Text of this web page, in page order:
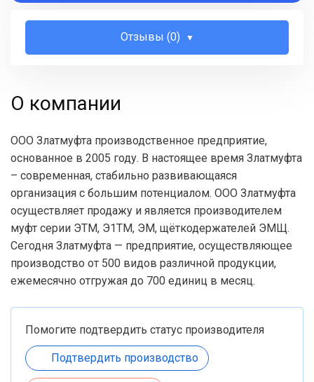
Отзывы (0)
О компании
ООО Златмуфта производственное предприятие,
основанное в 2005 году. В настоящее время Златмуфта
– современная, стабильно развивающаяся
организация с большим потенциалом. ООО Златмуфта
осуществляет продажу и является производителем
муфт серии ЭТМ, Э1ТМ, ЭМ, щёткодержателей ЭМЩ.
Сегодня Златмуфта — предприятие, осуществляющее
производство от 500 видов различной продукции,
ежемесячно отгружая до 700 единиц в месяц.
Помогите подтвердить статус производителя
Подтвердить производство